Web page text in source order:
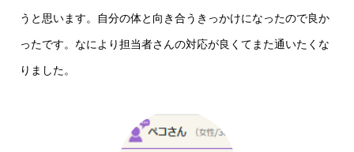
うと思います。自分の体と向き合うきっかけになったので良か
ったです。なにより担当者さんの対応が良くてまた通いたくな
りました。